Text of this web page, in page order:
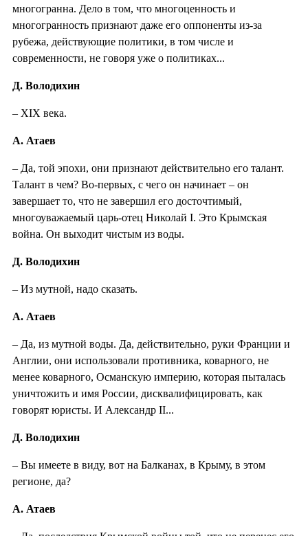
многогранна. Дело в том, что многоценность и
многогранность признают даже его оппоненты из-за
рубежа, действующие политики, в том числе и
современности, не говоря уже о политиках...
Д. Володихин
– XIX века.
А. Атаев
– Да, той эпохи, они признают действительно его талант.
Талант в чем? Во-первых, с чего он начинает – он
завершает то, что не завершил его досточтимый,
многоуважаемый царь-отец Николай I. Это Крымская
война. Он выходит чистым из воды.
Д. Володихин
– Из мутной, надо сказать.
А. Атаев
– Да, из мутной воды. Да, действительно, руки Франции и
Англии, они использовали противника, коварного, не
менее коварного, Османскую империю, которая пыталась
уничтожить и имя России, дисквалифицировать, как
говорят юристы. И Александр II...
Д. Володихин
– Вы имеете в виду, вот на Балканах, в Крыму, в этом
регионе, да?
А. Атаев